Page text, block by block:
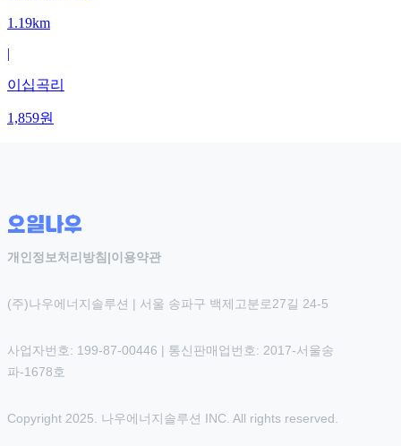
1.19km
|
이십곡리
1,859원
개인정보처리방침 |이용약관
(주)나우에너지솔루션 | 서울 송파구 백제고분로27길 24-5
사업자번호: 199-87-00446 | 통신판매업번호: 2017-서울송
파-1678호
Copyright 2025. 나우에너지솔루션 INC. All rights reserved.